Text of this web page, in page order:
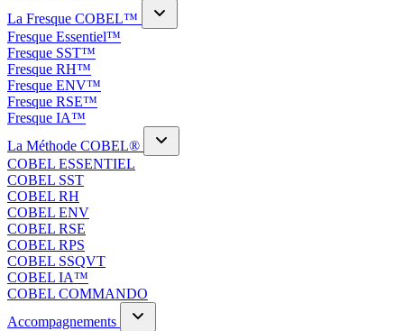
La Fresque COBEL™
Fresque Essentiel™
Fresque SST™
Fresque RH™
Fresque ENV™
Fresque RSE™
Fresque IA™
La Méthode COBEL®
COBEL ESSENTIEL
COBEL SST
COBEL RH
COBEL ENV
COBEL RSE
COBEL RPS
COBEL SSQVT
COBEL IA™
COBEL COMMANDO
Accompagnements